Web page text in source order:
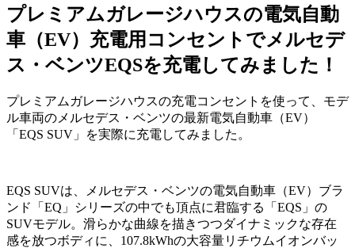
プレミアムガレージハウスの電気自動
車（EV）充電用コンセントでメルセデ
ス・ベンツEQSを充電してみました！
プレミアムガレージハウスの充電コンセントを使って、モデ
ル車両のメルセデス・ベンツの最新電気自動車（EV）
「EQS SUV」を実際に充電してみました。
EQS SUVは、メルセデス・ベンツの電気自動車（EV）ブラ
ンド「EQ」シリーズの中でも頂点に君臨する「EQS」の
SUVモデル。滑らかな曲線を描きつつダイナミックな存在
感を放つボディに、107.8kWhの大容量リチウムイオンバッ